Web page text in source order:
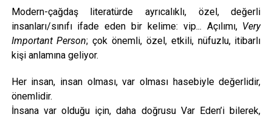
Modern-çağdaş literatürde ayrıcalıklı, özel, değerli
insanları/sınıfı ifade eden bir kelime: vip... Açılımı, Very
Important Person; çok önemli, özel, etkili, nüfuzlu, itibarlı
kişi anlamına geliyor.
Her insan, insan olması, var olması hasebiyle değerlidir,
önemlidir.
İnsana var olduğu için, daha doğrusu Var Eden’i bilerek,